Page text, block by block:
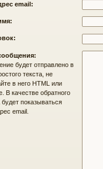
email:
будет отправлено в
текста, не
в него HTML или
В качестве обратного
будет показываться
email.